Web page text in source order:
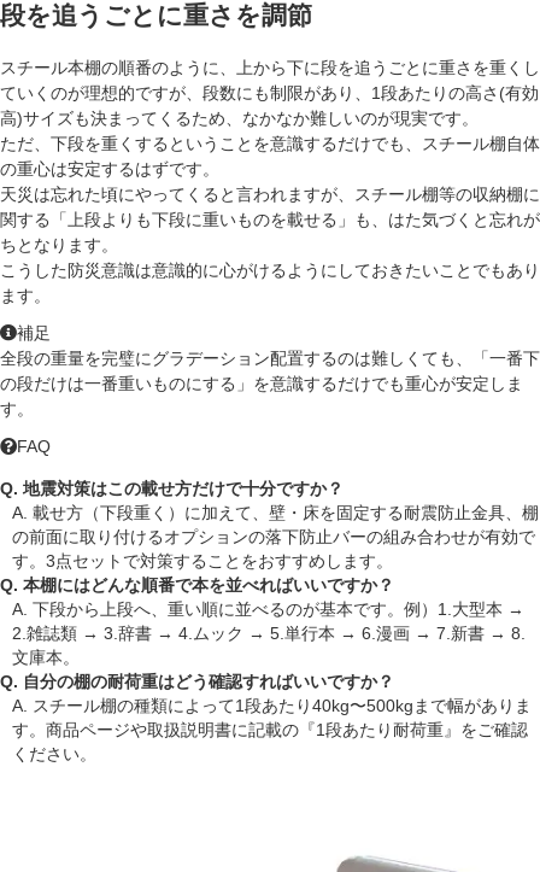
段を追うごとに重さを調節
スチール本棚の順番のように、上から下に段を追うごとに重さを重くし
ていくのが理想的ですが、段数にも制限があり、1段あたりの高さ(有効
高)サイズも決まってくるため、なかなか難しいのが現実です。
ただ、 下段を重くする ということを意識するだけでも、スチール棚自体
の重心は安定するはずです。
天災は忘れた頃にやってくると言われますが、スチール棚等の収納棚に
関する「上段よりも下段に重いものを載せる」も、はた気づくと忘れが
ちとなります。
こうした防災意識は意識的に心がけるようにしておきたいことでもあり
ます。
補足
全段の重量を完璧にグラデーション配置するのは難しくても、「一番下
の段だけは一番重いものにする」を意識するだけでも重心が安定しま
す。
FAQ
Q. 地震対策はこの載せ方だけで十分ですか？
A. 載せ方（下段重く）に加えて、壁・床を固定する耐震防止金具、棚
の前面に取り付けるオプションの落下防止バーの組み合わせが有効で
す。3点セットで対策することをおすすめします。
Q. 本棚にはどんな順番で本を並べればいいですか？
A. 下段から上段へ、重い順に並べるのが基本です。例）1.大型本 →
2.雑誌類 → 3.辞書 → 4.ムック → 5.単行本 → 6.漫画 → 7.新書 → 8.
文庫本。
Q. 自分の棚の耐荷重はどう確認すればいいですか？
A. スチール棚の種類によって1段あたり40kg〜500kgまで幅がありま
す。商品ページや取扱説明書に記載の『1段あたり耐荷重』をご確認
ください。